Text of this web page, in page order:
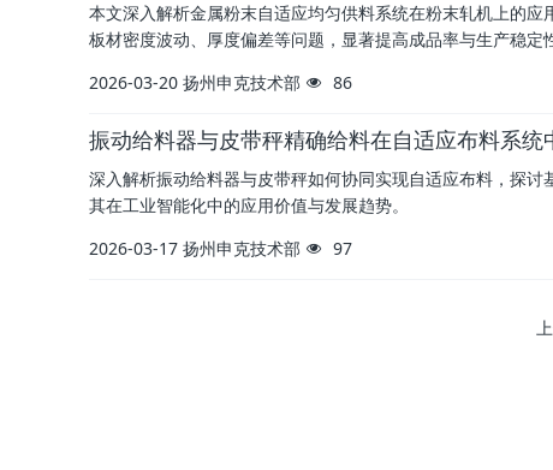
本文深入解析金属粉末自适应均匀供料系统在粉末轧机上的
板材密度波动、厚度偏差等问题，显著提高成品率与生产稳定
2026-03-20 扬州申克技术部 86
振动给料器与皮带秤精确给料在自适应布料系统
深入解析振动给料器与皮带秤如何协同实现自适应布料，探
其在工业智能化中的应用价值与发展趋势。
2026-03-17 扬州申克技术部 97